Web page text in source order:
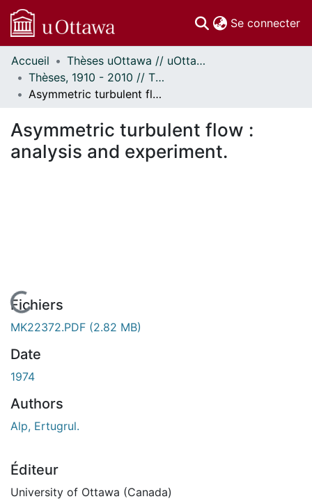
Se connecter
Communautés
et collections
Parcourir
À propos
Accueil
Thèses uOttawa // uOttawa Theses
Thèses, 1910 - 2010 // Theses, 1910 - 2010
Asymmetric turbulent flow : analysis and experiment.
Asymmetric turbulent flow :
analysis and experiment.
En cours de chargement...
Fichiers
MK22372.PDF (2.82 MB)
Date
1974
Authors
Alp, Ertugrul.
Éditeur
University of Ottawa (Canada)